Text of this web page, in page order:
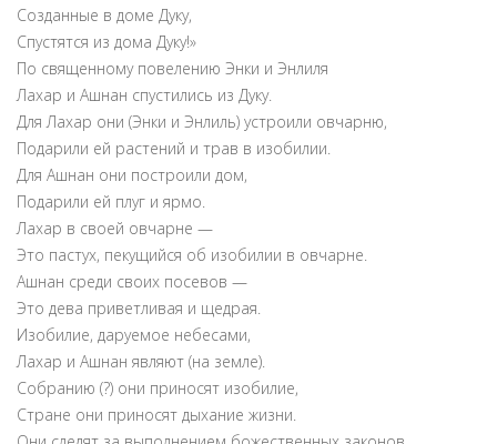
Созданные в доме Дуку,
Спустятся из дома Дуку!»
По священному повелению Энки и Энлиля
Лахар и Ашнан спустились из Дуку.
Для Лахар они (Энки и Энлиль) устроили овчарню,
Подарили ей растений и трав в изобилии.
Для Ашнан они построили дом,
Подарили ей плуг и ярмо.
Лахар в своей овчарне —
Это пастух, пекущийся об изобилии в овчарне.
Ашнан среди своих посевов —
Это дева приветливая и щедрая.
Изобилие, даруемое небесами,
Лахар и Ашнан являют (на земле).
Собранию (?) они приносят изобилие,
Стране они приносят дыхание жизни.